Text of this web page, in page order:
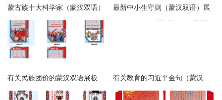
蒙古族十大科学家（蒙汉双语）
psd
最新中小生守则（蒙汉双语）展
有关民族团价的蒙汉双语展板
psd
有关教育的习近平金句（蒙汉
版）psd高清